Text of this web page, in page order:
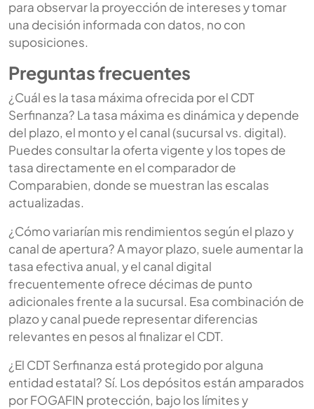
para observar la proyección de intereses y tomar
una decisión informada con datos, no con
suposiciones.
Preguntas frecuentes
¿Cuál es la tasa máxima ofrecida por el CDT
Serfinanza? La tasa máxima es dinámica y depende
del plazo, el monto y el canal (sucursal vs. digital).
Puedes consultar la oferta vigente y los topes de
tasa directamente en el comparador de
Comparabien, donde se muestran las escalas
actualizadas.
¿Cómo variarían mis rendimientos según el plazo y
canal de apertura? A mayor plazo, suele aumentar la
tasa efectiva anual, y el canal digital
frecuentemente ofrece décimas de punto
adicionales frente a la sucursal. Esa combinación de
plazo y canal puede representar diferencias
relevantes en pesos al finalizar el CDT.
¿El CDT Serfinanza está protegido por alguna
entidad estatal? Sí. Los depósitos están amparados
por FOGAFIN protección, bajo los límites y